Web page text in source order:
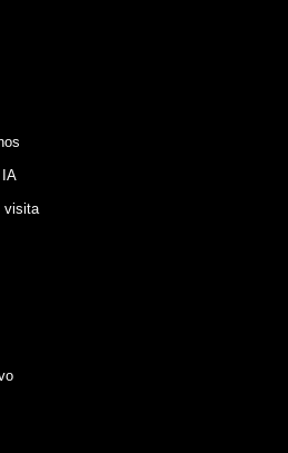
IA
visita